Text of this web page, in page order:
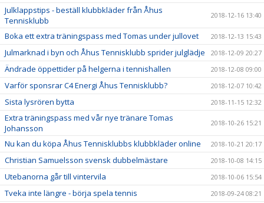
Julklappstips - beställ klubbkläder från Åhus
Tennisklubb
2018-12-16 13:40
Boka ett extra träningspass med Tomas under jullovet 2018-12-13 15:43
Julmarknad i byn och Åhus Tennisklubb sprider julglädje 2018-12-09 20:27
Ändrade öppettider på helgerna i tennishallen 2018-12-08 09:00
Varför sponsrar C4 Energi Åhus Tennisklubb? 2018-12-07 10:42
Sista lysrören bytta 2018-11-15 12:32
Extra träningspass med vår nye tränare Tomas
Johansson
2018-10-26 15:21
Nu kan du köpa Åhus Tennisklubbs klubbkläder online 2018-10-21 20:17
Christian Samuelsson svensk dubbelmästare 2018-10-08 14:15
Utebanorna går till vintervila 2018-10-06 15:54
Tveka inte längre - börja spela tennis 2018-09-24 08:21